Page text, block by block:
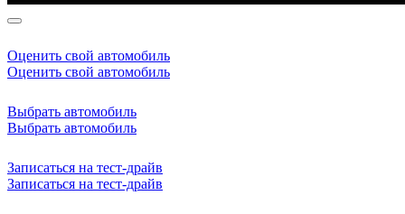
Оценить свой автомобиль
Оценить свой автомобиль
Выбрать автомобиль
Выбрать автомобиль
Записаться на тест-драйв
Записаться на тест-драйв